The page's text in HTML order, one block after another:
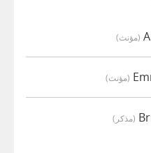
(مؤنث)
(مؤنث)
(مذكر)